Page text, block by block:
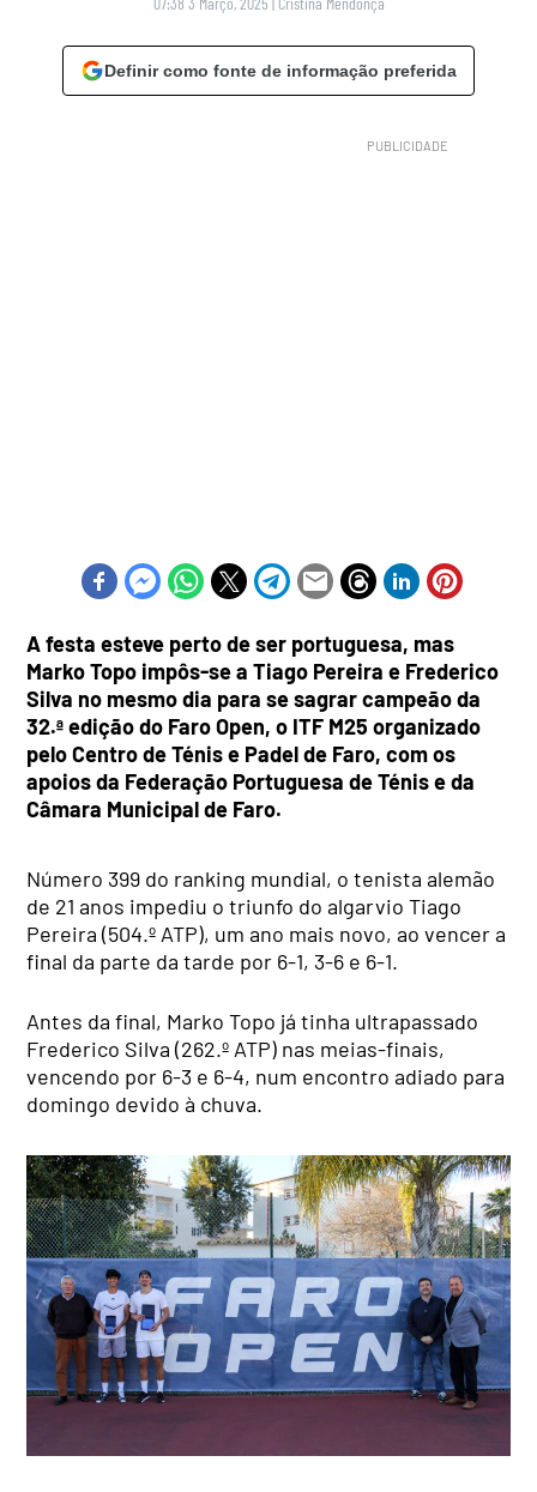
Definir como fonte de informação preferida
A festa esteve perto de ser portuguesa, mas
Marko Topo impôs-se a Tiago Pereira e Frederico
Silva no mesmo dia para se sagrar campeão da
32.ª edição do Faro Open, o ITF M25 organizado
pelo Centro de Ténis e Padel de Faro, com os
apoios da Federação Portuguesa de Ténis e da
Câmara Municipal de Faro.
Número 399 do ranking mundial, o tenista alemão
de 21 anos impediu o triunfo do algarvio Tiago
Pereira (504.º ATP), um ano mais novo, ao vencer a
final da parte da tarde por 6-1, 3-6 e 6-1.
Antes da final, Marko Topo já tinha ultrapassado
Frederico Silva (262.º ATP) nas meias-finais,
vencendo por 6-3 e 6-4, num encontro adiado para
domingo devido à chuva.